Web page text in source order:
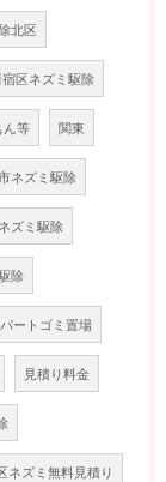
北区
宿区ネズミ駆除
ん等 関東
ネズミ駆除
ズミ駆除
除
ートゴミ置場
見積り料金
ネズミ無料見積り